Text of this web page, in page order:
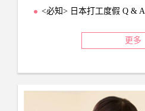
<必知> 日本打工度假 Q & A
更多